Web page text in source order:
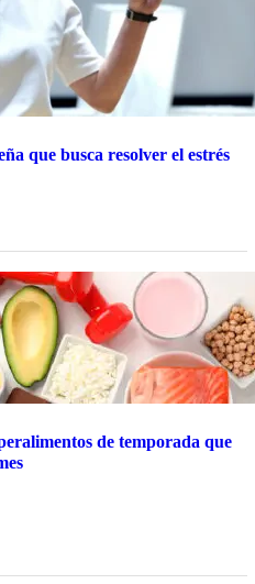
que busca resolver el estrés
de temporada que